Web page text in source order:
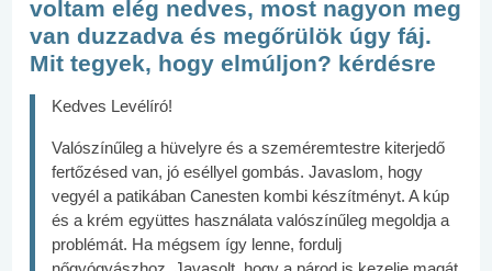
voltam elég nedves, most nagyon meg
van duzzadva és megőrülök úgy fáj.
Mit tegyek, hogy elmúljon? kérdésre
Kedves Levélíró!
Valószínűleg a hüvelyre és a szeméremtestre kiterjedő
fertőzésed van, jó eséllyel gombás. Javaslom, hogy
vegyél a patikában Canesten kombi készítményt. A kúp
és a krém együttes használata valószínűleg megoldja a
problémát. Ha mégsem így lenne, fordulj